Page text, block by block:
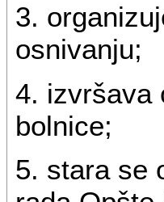
3.
osnivanju;
4. izvršava
bolnice;
5. stara se